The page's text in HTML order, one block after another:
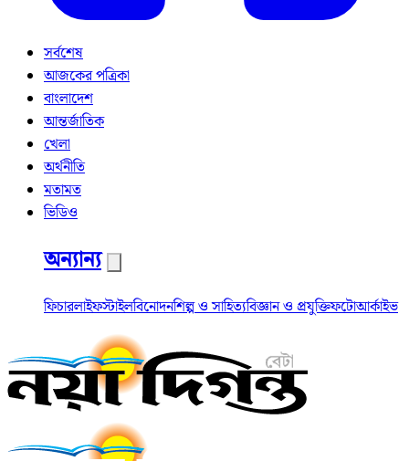
সর্বশেষ
আজকের পত্রিকা
বাংলাদেশ
আন্তর্জাতিক
খেলা
অর্থনীতি
মতামত
ভিডিও
অন্যান্য
ফিচারলাইফস্টাইলবিনোদনশিল্প ও সাহিত্যবিজ্ঞান ও প্রযুক্তিফটোআর্কাইভ